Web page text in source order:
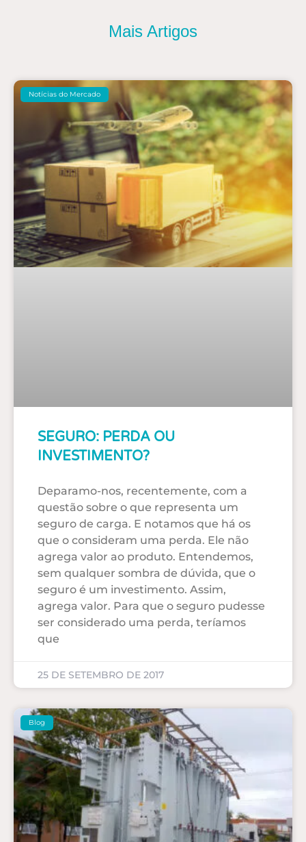
Mais Artigos
Notícias do Mercado
SEGURO: PERDA OU
INVESTIMENTO?
Deparamo-nos, recentemente, com a
questão sobre o que representa um
seguro de carga. E notamos que há os
que o consideram uma perda. Ele não
agrega valor ao produto. Entendemos,
sem qualquer sombra de dúvida, que o
seguro é um investimento. Assim,
agrega valor. Para que o seguro pudesse
ser considerado uma perda, teríamos
que
25 DE SETEMBRO DE 2017
Blog